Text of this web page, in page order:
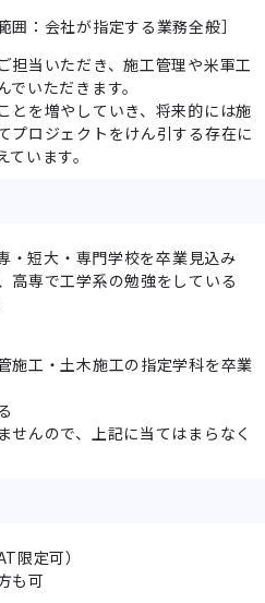
囲：会社が指定する業務全般］
担当いただき、施工管理や米軍工
いただきます。
とを増やしていき、将来的には施
プロジェクトをけん引する存在に
います。
短大・専門学校を卒業見込み
高専で工学系の勉強をしている
施工・土木施工の指定学科を卒業
んので、上記に当てはまらなく
限定可）
も可